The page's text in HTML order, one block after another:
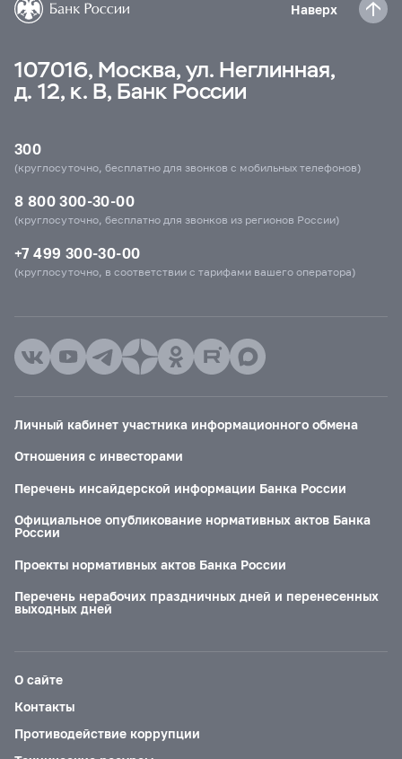
Наверх
107016, Москва, ул. Неглинная,
д. 12, к. В, Банк России
300
(круглосуточно, бесплатно для звонков с мобильных телефонов)
8 800 300-30-00
(круглосуточно, бесплатно для звонков из регионов России)
+7 499 300-30-00
(круглосуточно, в соответствии с тарифами вашего оператора)
Личный кабинет участника информационного обмена
Отношения с инвесторами
Перечень инсайдерской информации Банка России
Официальное опубликование нормативных актов Банка
России
Проекты нормативных актов Банка России
Перечень нерабочих праздничных дней и перенесенных
выходных дней
О сайте
Контакты
Противодействие коррупции